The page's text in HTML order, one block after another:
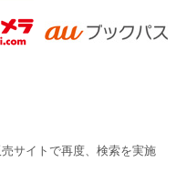
サイトで再度、検索を実施